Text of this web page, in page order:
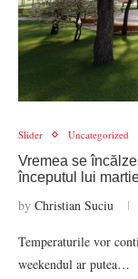
Slider Uncategorized
Vremea se
începutul lui
by Christian Suciu
Temperaturile vor
weekendul ar putea…